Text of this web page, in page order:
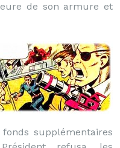
de son armure et
supplémentaires